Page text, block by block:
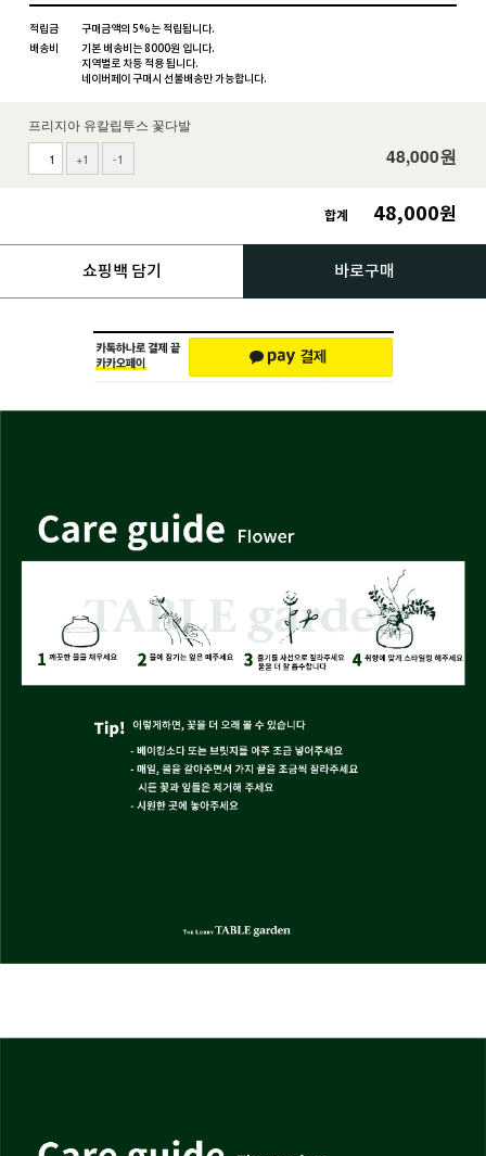
적립금
구매금액의 5%는 적립됩니다.
배송비
기본 배송비는 8000원 입니다.
지역별로 차등 적용 됩니다.
네이버페이 구매시 선불배송만 가능합니다.
프리지아 유칼립투스 꽃다발
+1 -1 48,000원
합계 48,000원
쇼핑백 담기 바로구매